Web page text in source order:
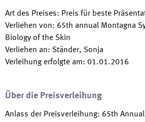
Art des Preises: Preis für beste
Verliehen von: 65th annual Montagna
Biology of the Skin
Verliehen an: Ständer, Sonja
Verleihung erfolgte am: 01.01.2016
Über die Preisverleihung
Anlass der Preisverleihung: 65th